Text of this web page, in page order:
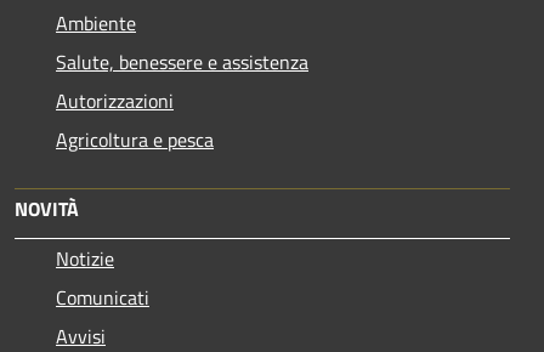
Ambiente
Salute, benessere e assistenza
Autorizzazioni
Agricoltura e pesca
NOVITÀ
Notizie
Comunicati
Avvisi